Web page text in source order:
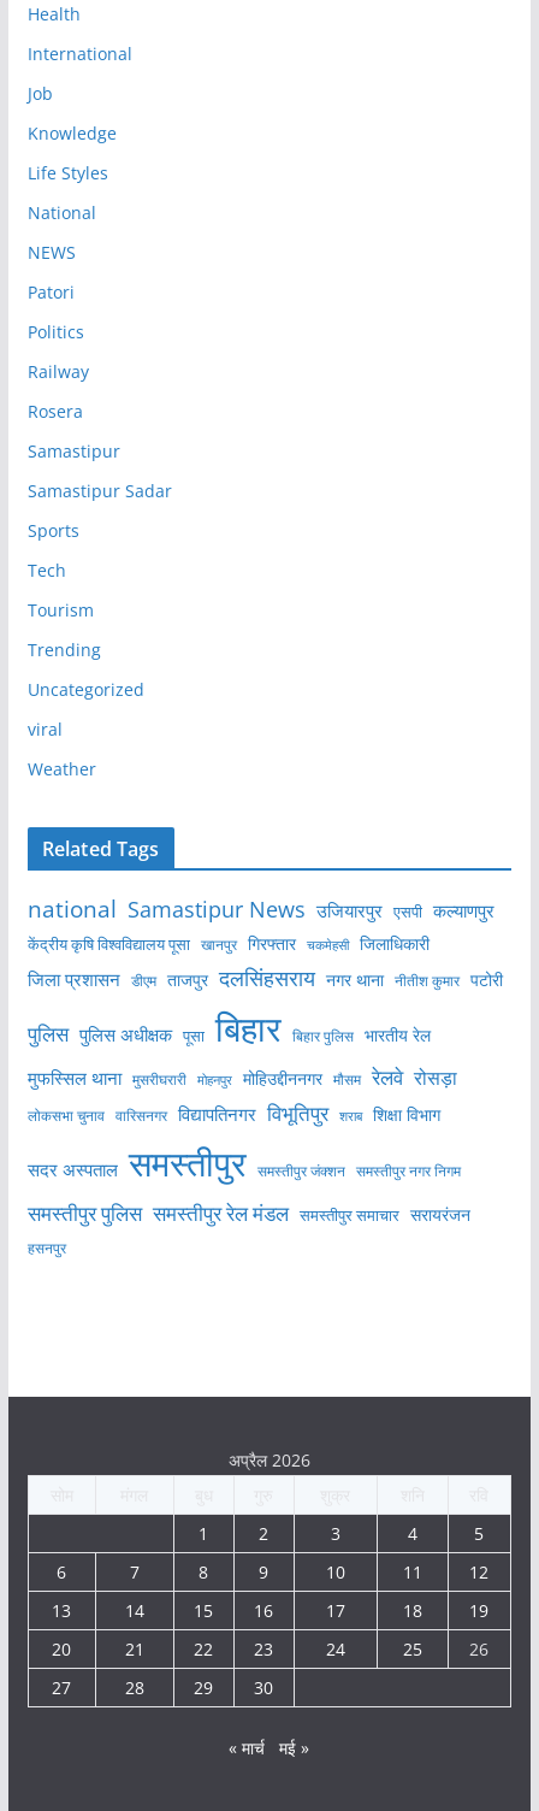
Health
International
Job
Knowledge
Life Styles
National
NEWS
Patori
Politics
Railway
Rosera
Samastipur
Samastipur Sadar
Sports
Tech
Tourism
Trending
Uncategorized
viral
Weather
Related Tags
national Samastipur News उजियारपुर एसपी कल्याणपुर
केंद्रीय कृषि विश्वविद्यालय पूसा खानपुर गिरफ्तार चकमेहसी जिलाधिकारी
जिला प्रशासन डीएम ताजपुर दलसिंहसराय नगर थाना नीतीश कुमार पटोरी
पुलिस पुलिस अधीक्षक पूसा बिहार बिहार पुलिस भारतीय रेल
मुफस्सिल थाना मुसरीघरारी मोहनपुर मोहिउद्दीननगर मौसम रेलवे रोसड़ा
लोकसभा चुनाव वारिसनगर विद्यापतिनगर विभूतिपुर शराब शिक्षा विभाग
सदर अस्पताल समस्तीपुर समस्तीपुर जंक्शन समस्तीपुर नगर निगम
समस्तीपुर पुलिस समस्तीपुर रेल मंडल समस्तीपुर समाचार सरायरंजन
हसनपुर
अप्रैल 2026
1
2 3 4
5
6
7 8 9 10 11
12
13
14 15 16 17 18
19
20
21 22 23 24 25
26
27
28 29 30
« मार्च मई »